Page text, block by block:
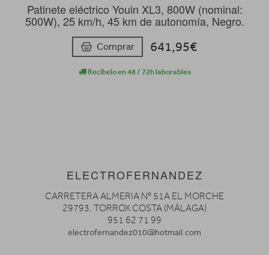
Patinete eléctrico Youin XL3, 800W (nominal:
500W), 25 km/h, 45 km de autonomía, Negro.
Comprar 641,95€
Recíbelo en 48 / 72h laborables
ELECTROFERNANDEZ
CARRETERA ALMERIA Nº 51A EL MORCHE
29793. TORROX COSTA (MÁLAGA)
951 62 71 99
electrofernandez010@hotmail.com